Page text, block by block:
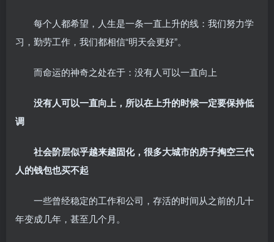
每个人都希望，人生是一条一直上升的线：我们努力学
习，勤劳工作，我们都相信“明天会更好”。
而命运的神奇之处在于：没有人可以一直向上
没有人可以一直向上，所以在上升的时候一定要保持低
调
社会阶层似乎越来越固化，很多大城市的房子掏空三代
人的钱包也买不起
一些曾经稳定的工作和公司，存活的时间从之前的几十
年变成几年，甚至几个月。